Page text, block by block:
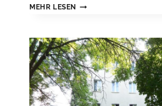
MEHR LESEN
KAPITALANLEGER
3-
ZIMMER-
WOHNUNG
IN
GRÜNER
WOHNLAGE